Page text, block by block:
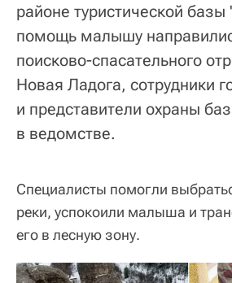
районе туристической
помощь малышу
поисково-спасательного
Новая Ладога, сотрудники
и представители охраны
в ведомстве.
Специалисты помогли
реки, успокоили малыша и
его в лесную зону.